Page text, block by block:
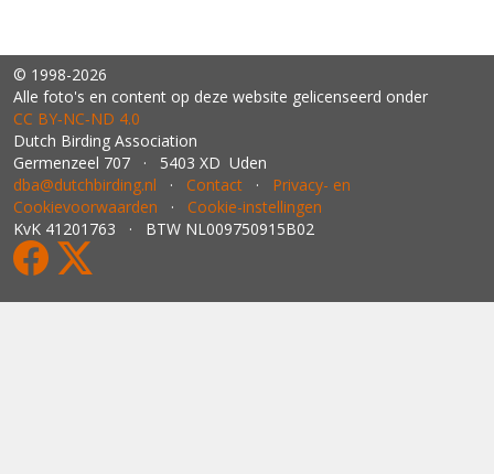
© 1998-2026
Alle foto's en content op deze website gelicenseerd onder
CC BY‑NC‑ND 4.0
Dutch Birding Association
Germenzeel 707 · 5403 XD Uden
dba@dutchbirding.nl · Contact · Privacy- en
Cookievoorwaarden · Cookie-instellingen
KvK 41201763 · BTW NL009750915B02